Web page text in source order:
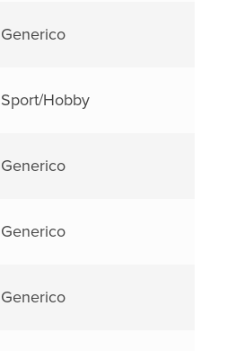
Generico
Sport/Hobby
Generico
Generico
Generico